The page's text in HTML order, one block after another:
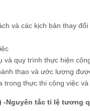
và các kịch bản thay đổi
và quy trình thực hiện
thạo và ước lượng
thực thi công việc
-Nguyên tắc tỉ lệ tương